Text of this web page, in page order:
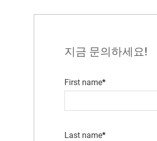
지금 문의하세요!
First name
Last name